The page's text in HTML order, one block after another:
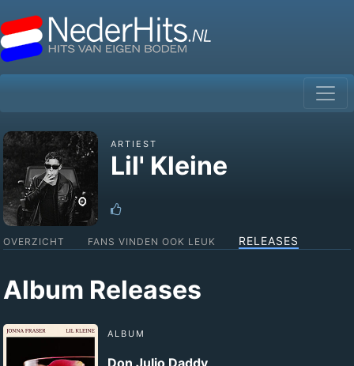
ARTIEST
Lil' Kleine
OVERZICHT FANS VINDEN OOK LEUK RELEASES
Album Releases
ALBUM
Don Julio Daddy